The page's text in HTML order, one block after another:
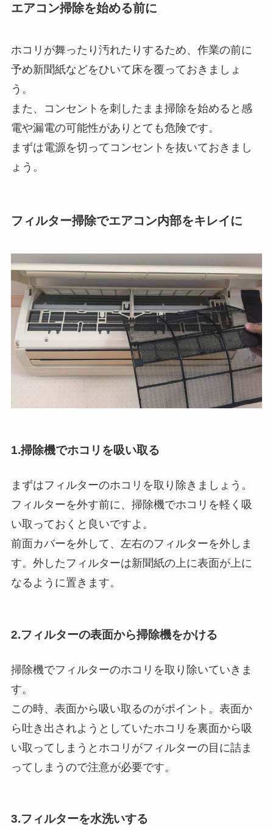
エアコン掃除を始める前に
ホコリが舞ったり汚れたりするため、作業の前に
予め新聞紙などをひいて床を覆っておきましょ
う。
また、コンセントを刺したまま掃除を始めると感
電や漏電の可能性がありとても危険です。
まずは電源を切ってコンセントを抜いておきまし
ょう。
フィルター掃除でエアコン内部をキレイに
1.掃除機でホコリを吸い取る
まずはフィルターのホコリを取り除きましょう。
フィルターを外す前に、掃除機でホコリを軽く吸
い取っておくと良いですよ。
前面カバーを外して、左右のフィルターを外しま
す。外したフィルターは新聞紙の上に表面が上に
なるように置きます。
2.フィルターの表面から掃除機をかける
掃除機でフィルターのホコリを取り除いていきま
す。
この時、表面から吸い取るのがポイント。表面か
ら吐き出されようとしていたホコリを裏面から吸
い取ってしまうとホコリがフィルターの目に詰ま
ってしまうので注意が必要です。
3.フィルターを水洗いする